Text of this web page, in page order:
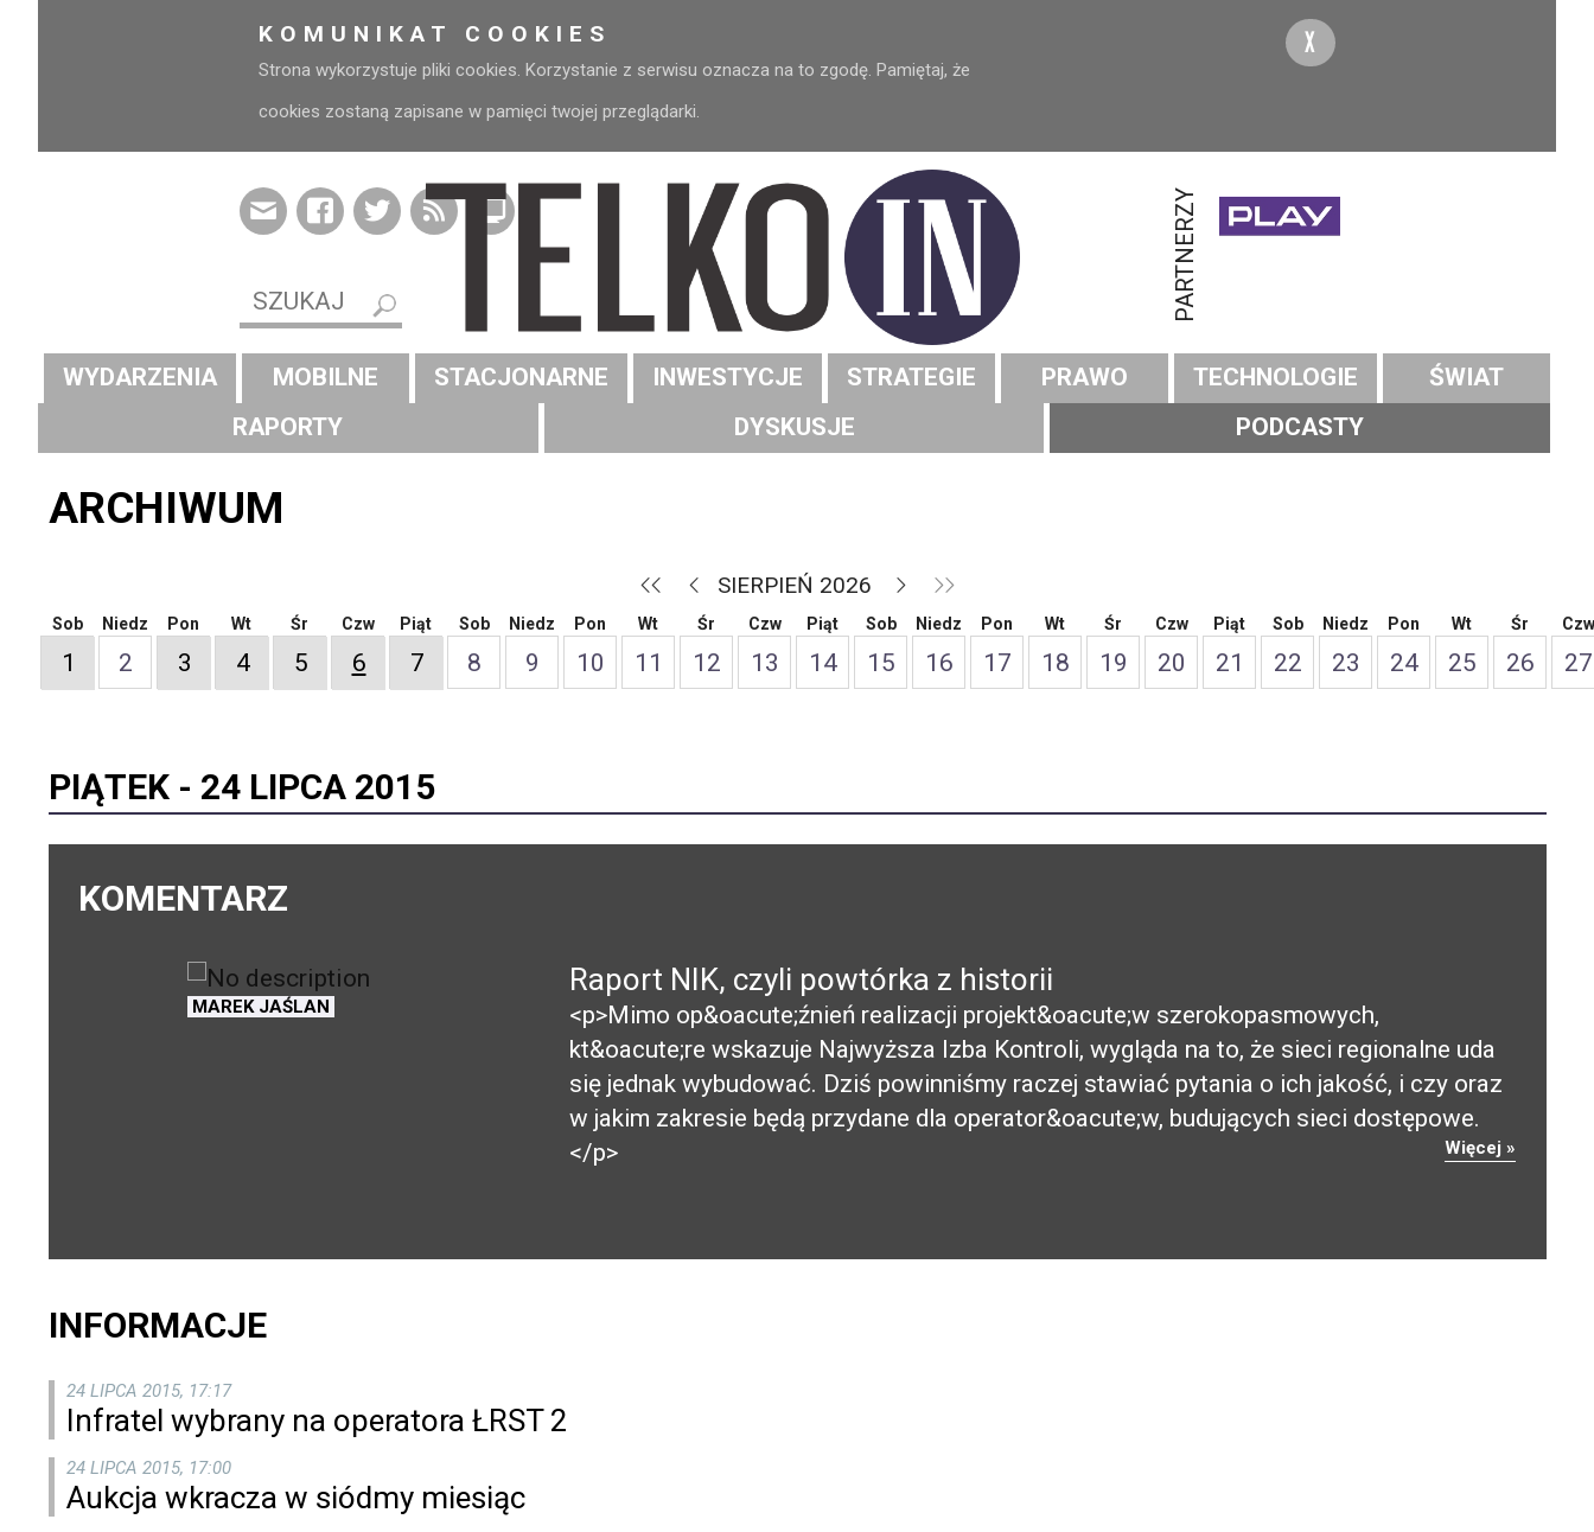
KOMUNIKAT COOKIES
Strona wykorzystuje pliki cookies. Korzystanie z serwisu oznacza na to zgodę. Pamiętaj, że
cookies zostaną zapisane w pamięci twojej przeglądarki.
X
PARTNERZY
WYDARZENIA MOBILNE STACJONARNE INWESTYCJE STRATEGIE PRAWO TECHNOLOGIE
ŚWIAT
RAPORTY
DYSKUSJE PODCASTY
ARCHIWUM
SIERPIEŃ 2026
Sob
1
Niedz
2
Pon
3
Wt
4
Śr
5
Czw
6
Piąt
7
Sob
8
Niedz
9
Pon
10
Wt
11
Śr
12
Czw
13
Piąt
14
Sob
15
Niedz
16
Pon
17
Wt
18
Śr
19
Czw
20
Piąt
21
Sob
22
Niedz
23
Pon
24
Wt
25
Śr
26
Czw
27
PIĄTEK - 24 LIPCA 2015
KOMENTARZ
MAREK JAŚLAN
Raport NIK, czyli powtórka z historii
<p>Mimo op&oacute;źnień realizacji projekt&oacute;w szerokopasmowych,
kt&oacute;re wskazuje Najwyższa Izba Kontroli, wygląda na to, że sieci regionalne uda
się jednak wybudować. Dziś powinniśmy raczej stawiać pytania o ich jakość, i czy oraz
w jakim zakresie będą przydane dla operator&oacute;w, budujących sieci dostępowe.
</p>
Więcej »
INFORMACJE
24 LIPCA 2015, 17:17
Infratel wybrany na operatora ŁRST 2
24 LIPCA 2015, 17:00
Aukcja wkracza w siódmy miesiąc